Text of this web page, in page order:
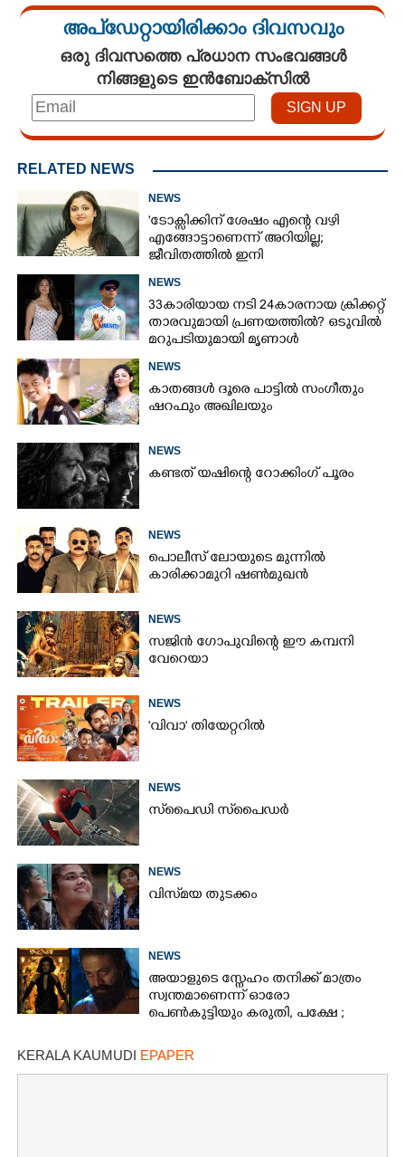
അപ്ഡേറ്റായിരിക്കാം ദിവസവും
ഒരു ദിവസത്തെ പ്രധാന സംഭവങ്ങൾ
നിങ്ങളുടെ ഇൻബോക്സിൽ
RELATED NEWS
NEWS
'ടോക്സിക്കിന് ശേഷം എന്റെ വഴി
എങ്ങോട്ടാണെന്ന് അറിയില്ല;
ജീവിതത്തിൽ ഇനി
ഉള്ളിൽ ഉണ്ടായിരിക്കും'
NEWS
33കാരിയായ നടി 24കാരനായ ക്രിക്കറ്റ്
താരവുമായി പ്രണയത്തിൽ? ഒടുവിൽ
മറുപടിയുമായി മൃണാൾ
NEWS
കാതങ്ങൾ ദൂരെ പാട്ടിൽ സംഗീതും
ഷറഫും അഖിലയും
NEWS
കണ്ടത് യഷിന്റെ റോക്കിംഗ് പൂരം
NEWS
പൊലീസ് ലോയുടെ മുന്നിൽ
കാരിക്കാമുറി ഷൺമുഖൻ
NEWS
സജിൻ ഗോപുവിന്റെ ഈ കമ്പനി
വേറെയാ
NEWS
'വിവാ' തിയേറ്ററിൽ
NEWS
സ്‌പൈ‌ഡി സ്‌പൈ‌ഡർ
NEWS
വിസ്‌മയ തുടക്കം
NEWS
അയാളുടെ സ്നേഹം തനിക്ക് മാത്രം
സ്വന്തമാണെന്ന് ഓരോ
പെൺകുട്ടിയും കരുതി,​ പക്ഷേ ;
ടോക്സിക് ട്രെയിലർ
KERALA KAUMUDI EPAPER